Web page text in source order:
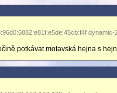
potkávat motavská hejna s